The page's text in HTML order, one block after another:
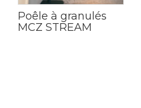
Poêle à granulés
MCZ STREAM